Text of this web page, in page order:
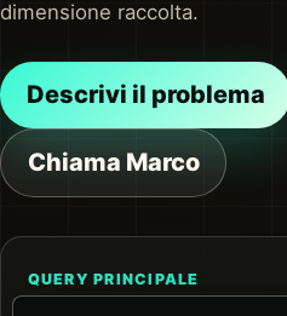
dimensione raccolta.
Descrivi il problema
Chiama Marco
QUERY PRINCIPALE